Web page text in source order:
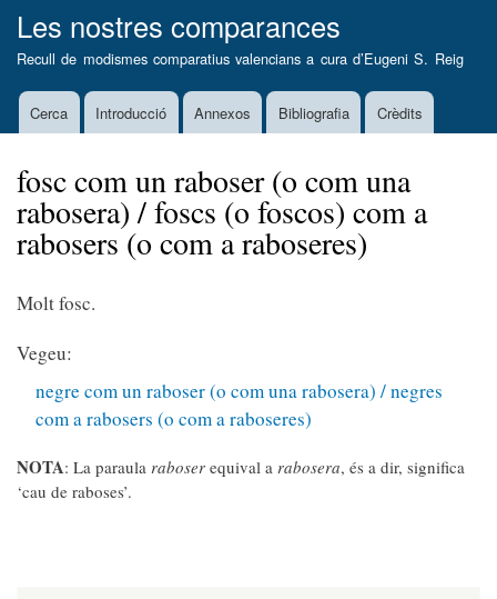
al
contingut
Les nostres comparances
Recull de modismes comparatius valencians a cura d’Eugeni S. Reig
MainCerca Introducció Annexos Bibliografia Crèdits
fosc com un raboser (o com una
rabosera) / foscs (o foscos) com a
rabosers (o com a raboseres)
Molt fosc.
Vegeu:
negre com un raboser (o com una rabosera) / negres
com a rabosers (o com a raboseres)
NOTA: La paraula raboser equival a rabosera, és a dir, significa
‘cau de raboses’.